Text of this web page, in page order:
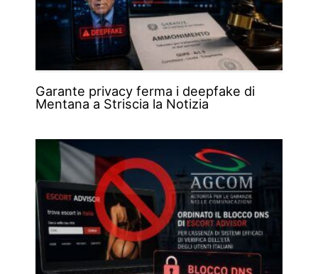
Garante privacy ferma i deepfake di
Mentana a Striscia la Notizia